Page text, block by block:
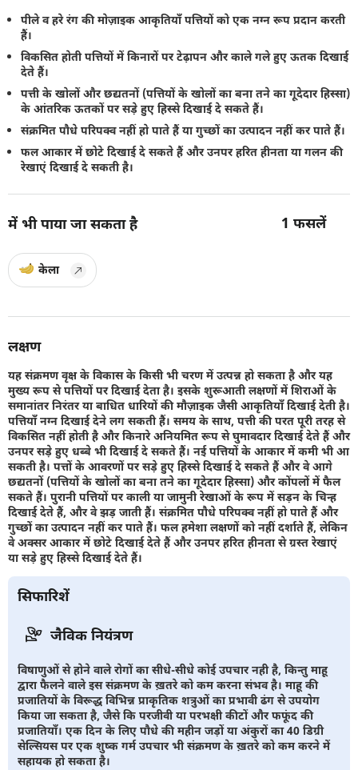
पीले व हरे रंग की मोज़ाइक आकृतियाँ पत्तियों को एक नग्न रूप प्रदान करती
हैं।
विकसित होती पत्तियों में किनारों पर टेढ़ापन और काले गले हुए ऊतक दिखाई
देते हैं।
पत्ती के खोलों और छद्यतनों (पत्तियों के खोलों का बना तने का गूदेदार हिस्सा)
के आंतरिक ऊतकों पर सड़े हुए हिस्से दिखाई दे सकते हैं।
संक्रमित पौधे परिपक्व नहीं हो पाते हैं या गुच्छों का उत्पादन नहीं कर पाते हैं।
फल आकार में छोटे दिखाई दे सकते हैं और उनपर हरित हीनता या गलन की
रेखाएं दिखाई दे सकती है।
में भी पाया जा सकता है 1 फसलें
केला
लक्षण
यह संक्रमण वृक्ष के विकास के किसी भी चरण में उत्पन्न हो सकता है और यह
मुख्य रूप से पत्तियों पर दिखाई देता है। इसके शुरूआती लक्षणों में शिराओं के
समानांतर निरंतर या बाधित धारियों की मौज़ाइक जैसी आकृतियाँ दिखाई देती है।
पत्तियाँ नग्न दिखाई देने लग सकती हैं। समय के साथ, पत्ती की परत पूरी तरह से
विकसित नहीं होती है और किनारे अनियमित रूप से घुमावदार दिखाई देते हैं और
उनपर सड़े हुए धब्बे भी दिखाई दे सकते हैं। नई पत्तियों के आकार में कमी भी आ
सकती है। पत्तों के आवरणों पर सड़े हुए हिस्से दिखाई दे सकते हैं और वे आगे
छद्यतनों (पत्तियों के खोलों का बना तने का गूदेदार हिस्सा) और कोंपलों में फैल
सकते हैं। पुरानी पत्तियों पर काली या जामुनी रेखाओं के रूप में सड़न के चिन्ह
दिखाई देते हैं, और वे झड़ जाती हैं। संक्रमित पौधे परिपक्व नहीं हो पाते हैं और
गुच्छों का उत्पादन नहीं कर पाते हैं। फल हमेशा लक्षणों को नहीं दर्शाते हैं, लेकिन
वे अक्सर आकार में छोटे दिखाई देते हैं और उनपर हरित हीनता से ग्रस्त रेखाएं
या सड़े हुए हिस्से दिखाई देते हैं।
सिफारिशें
जैविक नियंत्रण
विषाणुओं से होने वाले रोगों का सीधे-सीधे कोई उपचार नही है, किन्तु माहू
द्वारा फैलने वाले इस संक्रमण के ख़तरे को कम करना संभव है। माहू की
प्रजातियों के विरूद्ध विभिन्न प्राकृतिक शत्रुओं का प्रभावी ढंग से उपयोग
किया जा सकता है, जैसे कि परजीवी या परभक्षी कीटों और फफूंद की
प्रजातियाँ। एक दिन के लिए पौधे की महीन जड़ों या अंकुरों का 40 डिग्री
सेल्सियस पर एक शुष्क गर्म उपचार भी संक्रमण के ख़तरे को कम करने में
सहायक हो सकता है।